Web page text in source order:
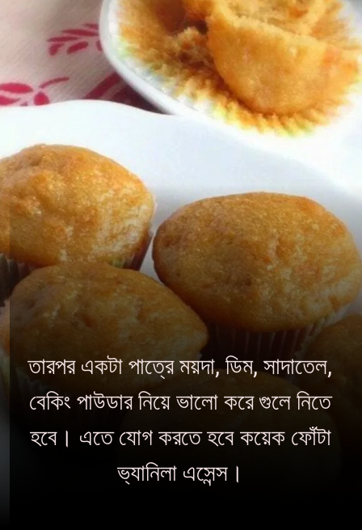
তারপর একটা পাত্রে ময়দা, ডিম, সাদাতেল,
বেকিং পাউডার নিয়ে ভালো করে গুলে নিতে
হবে। এতে যোগ করতে হবে কয়েক ফোঁটা
ভ‍্যানিলা এসেন্স।